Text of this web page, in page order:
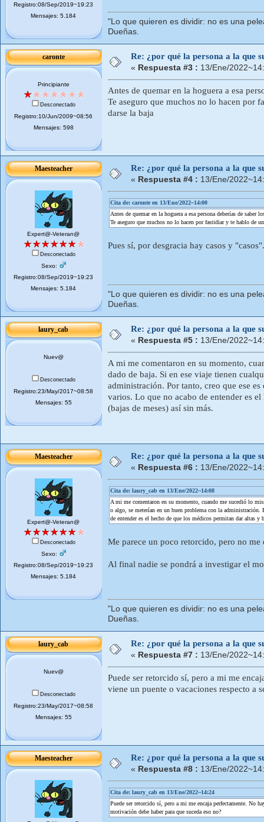
Registro:08/Sep/2019~19:23
Mensajes: 5.184
"Lo que quieren es dividir: no es una
Dueñas.
caronte
Principiante
Desconectado
Registro:10/Jun/2009~08:56
Mensajes: 598
Re: ¿por qué la persona a la que
« Respuesta #3 : 13/Ene/
Antes de quemar en la hoguera a esa
Te aseguro que muchos no lo hacen por
darse la baja
Maesteacher
Expert@-Veteran@
Desconectado
Sexo:
Registro:08/Sep/2019~19:23
Mensajes: 5.184
Re: ¿por qué la persona a la que
« Respuesta #4 : 13/Ene/
Cita de: caronte en 13/Ene/2022~14:00
Antes de quemar en la hoguera a esa persona deberías de
Te aseguro que muchos no lo hacen por fastidiar y te hablo de
Pues sí, por desgracia hay casos y "casos".
"Lo que quieren es dividir: no es una
Dueñas.
laury_cab
Nuev@
Desconectado
Registro:23/May/2017~08:58
Mensajes: 55
Re: ¿por qué la persona a la que
« Respuesta #5 : 13/Ene/
A mi me comentaron en su momento,
dado de baja. Si en ese viaje tienen
administración. Por tanto, creo que ese
varios. Lo que no acabo de entender es
(bajas de meses) así sin más.
Maesteacher
Expert@-Veteran@
Desconectado
Sexo:
Registro:08/Sep/2019~19:23
Mensajes: 5.184
Re: ¿por qué la persona a la que
« Respuesta #6 : 13/Ene/
Cita de: laury_cab en 13/Ene/2022~14:08
A mi me comentaron en su momento, cuando me sucedió lo
o algo, se meterían en un buen problema con la administración.
de entender es el hecho de que los médicos permitan dar altas y
Me parece un poco retorcido, pero no me
Al final nadie se pondrá a investigar el
"Lo que quieren es dividir: no es una
Dueñas.
laury_cab
Nuev@
Desconectado
Registro:23/May/2017~08:58
Mensajes: 55
Re: ¿por qué la persona a la que
« Respuesta #7 : 13/Ene/
Puede ser retorcido sí, pero a mi me
viene un puente o vacaciones respecto a
Maesteacher Re: ¿por qué la persona a la que
« Respuesta #8 : 13/Ene/
Cita de: laury_cab en 13/Ene/2022~14:24
Puede ser retorcido sí, pero a mi me encaja perfectamente. No
motivación debe haber para que suceda eso no?